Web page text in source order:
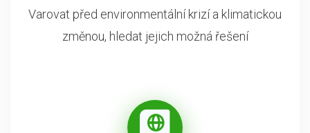
Varovat před environmentální krizí a klimatickou
změnou, hledat jejich možná řešení